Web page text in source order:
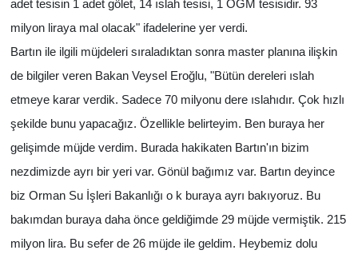
adet tesisin 1 adet gölet, 14 ıslah tesisi, 1 OGM tesisidir. 93
milyon liraya mal olacak" ifadelerine yer verdi.
Bartın ile ilgili müjdeleri sıraladıktan sonra master planına ilişkin
de bilgiler veren Bakan Veysel Eroğlu, "Bütün dereleri ıslah
etmeye karar verdik. Sadece 70 milyonu dere ıslahıdır. Çok hızlı
şekilde bunu yapacağız. Özellikle belirteyim. Ben buraya her
gelişimde müjde verdim. Burada hakikaten Bartın'ın bizim
nezdimizde ayrı bir yeri var. Gönül bağımız var. Bartın deyince
biz Orman Su İşleri Bakanlığı o k buraya ayrı bakıyoruz. Bu
bakımdan buraya daha önce geldiğimde 29 müjde vermiştik. 215
milyon lira. Bu sefer de 26 müjde ile geldim. Heybemiz dolu